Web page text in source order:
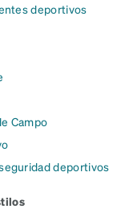
deportivos
Campo
deportivos